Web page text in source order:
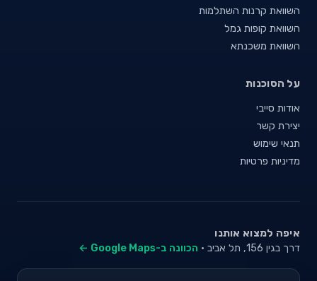
השוואת קרנות השתלמות
השוואת קופות גמל
השוואת משכנתא
על הסוכנות
אודות סייבי
יצירת קשר
תנאי שימוש
מדיניות פרטיות
איפה למצוא אותנו
דרך בגין 156, תל אביב · הכוונה ב-Google Maps ←